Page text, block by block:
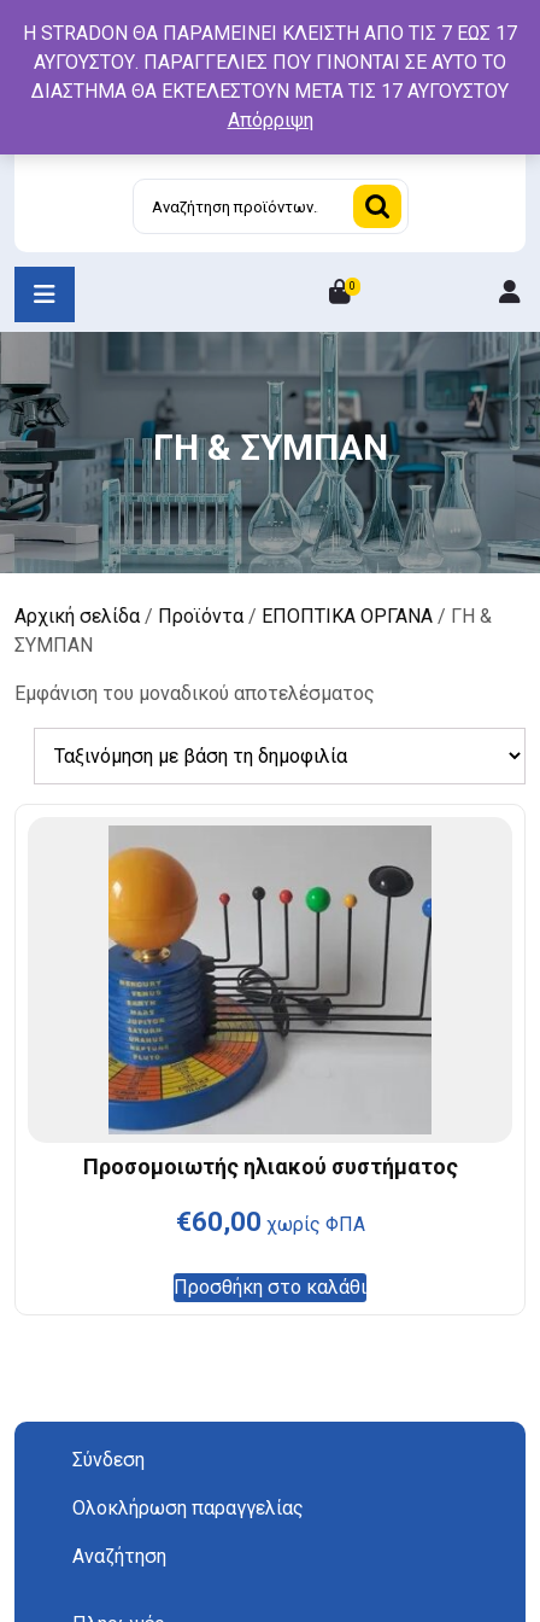
content
Αναζήτηση
0
ΓΗ & ΣΥΜΠΑΝ
Αρχική σελίδα/ Προϊόντα/ ΕΠΟΠΤΙΚΑ ΟΡΓΑΝΑ / ΓΗ &
ΣΥΜΠΑΝ
Εμφάνιση του μοναδικού αποτελέσματος
Προσομοιωτής ηλιακού συστήματος
€60,00 χωρίς ΦΠΑ
Προσθήκη στο καλάθι
Σύνδεση
Ολοκλήρωση παραγγελίας
Αναζήτηση
Η STRADON ΘΑ ΠΑΡΑΜΕΙΝΕΙ ΚΛΕΙΣΤΗ ΑΠΟ ΤΙΣ 7 ΕΩΣ 17
ΑΥΓΟΥΣΤΟΥ. ΠΑΡΑΓΓΕΛΙΕΣ ΠΟΥ ΓΙΝΟΝΤΑΙ ΣΕ ΑΥΤΟ ΤΟ
ΔΙΑΣΤΗΜΑ ΘΑ ΕΚΤΕΛΕΣΤΟΥΝ ΜΕΤΑ ΤΙΣ 17 ΑΥΓΟΥΣΤΟΥ
Απόρριψη